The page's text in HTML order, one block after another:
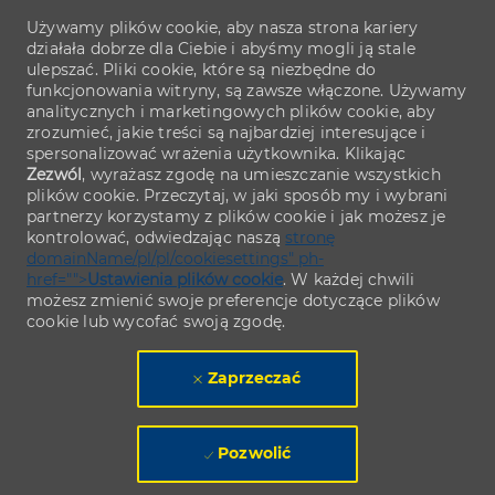
Używamy plików cookie, aby nasza strona kariery
działała dobrze dla Ciebie i abyśmy mogli ją stale
ulepszać. Pliki cookie, które są niezbędne do
funkcjonowania witryny, są zawsze włączone. Używamy
analitycznych i marketingowych plików cookie, aby
zrozumieć, jakie treści są najbardziej interesujące i
spersonalizować wrażenia użytkownika. Klikając
Zezwól, wyrażasz zgodę na umieszczanie wszystkich
plików cookie. Przeczytaj, w jaki sposób my i wybrani
partnerzy korzystamy z plików cookie i jak możesz je
kontrolować, odwiedzając naszą stronę
domainName/pl/pl/cookiesettings" ph-
href="">Ustawienia plików cookie. W każdej chwili
możesz zmienić swoje preferencje dotyczące plików
cookie lub wycofać swoją zgodę.
Zaprzeczać
Pozwolić